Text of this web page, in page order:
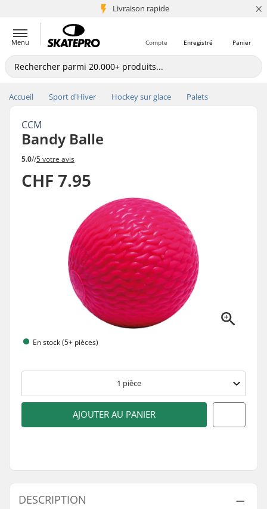
Livraison rapide
+5 mio de clients ×
Menu Panier
Enregistré
Compte
Accueil Sport d'Hiver Hockey sur glace Palets
CCM
Bandy Balle
5.0//5 votre avis
CHF 7.95
En stock (5+ pièces)
1 pièce
AJOUTER AU PANIER
DESCRIPTION